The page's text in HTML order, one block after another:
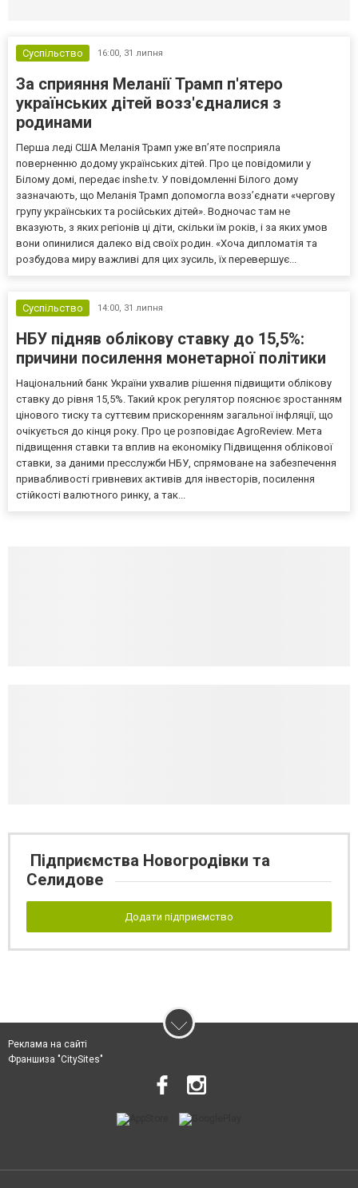
Суспільство 16:00, 31 липня
За сприяння Меланії Трамп п'ятеро
українських дітей возз'єдналися з
родинами
Перша леді США Меланія Трамп уже впʼяте посприяла
поверненню додому українських дітей. Про це повідомили у
Білому домі, передає inshe.tv. У повідомленні Білого дому
зазначають, що Меланія Трамп допомогла возз’єднати «чергову
групу українських та російських дітей». Водночас там не
вказують, з яких регіонів ці діти, скільки їм років, і за яких умов
вони опинилися далеко від своїх родин. «Хоча дипломатія та
розбудова миру важливі для цих зусиль, їх перевершує...
Суспільство 14:00, 31 липня
НБУ підняв облікову ставку до 15,5%:
причини посилення монетарної політики
Національний банк України ухвалив рішення підвищити облікову
ставку до рівня 15,5%. Такий крок регулятор пояснює зростанням
цінового тиску та суттєвим прискоренням загальної інфляції, що
очікується до кінця року. Про це розповідає AgroReview. Мета
підвищення ставки та вплив на економіку Підвищення облікової
ставки, за даними пресслужби НБУ, спрямоване на забезпечення
привабливості гривневих активів для інвесторів, посилення
стійкості валютного ринку, а так...
Підприємства Новогродівки та
Селидове
Додати підприємство
Реклама на сайті
Франшиза "CitySites"